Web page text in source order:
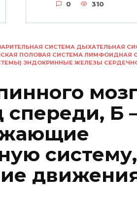
СИСТЕМА ДЫХАТЕЛЬНАЯ
ПОЛОВАЯ СИСТЕМА ЛИМФОИДНАЯ
ЭНДОКРИННЫЕ ЖЕЛЕЗЫ
Б
0 310